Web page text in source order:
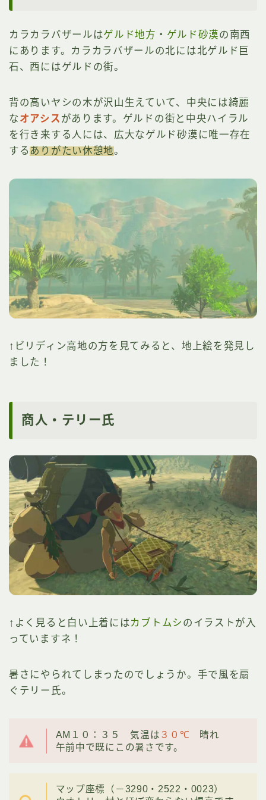
カラカラバザールはゲルド地方 ・ ゲルド砂漠の南西
にあります。カラカラバザールの北には北ゲルド巨
石、西にはゲルドの街。
背の高いヤシの木が沢山生えていて、中央には綺麗
な オアシス があります。ゲルドの街と中央ハイラル
を行き来する人には、広大なゲルド砂漠に唯一存在
する ありがたい休憩地。
↑ビリディン高地の方を見てみると、地上絵を発見し
ました！
商人・テリー氏
↑よく見ると白い上着にはカブトムシ のイラストが入
っていますネ！
暑さにやられてしまったのでしょうか。手で風を扇
ぐテリー氏。
AM１０：３５ 気温は ３０℃ 晴れ
午前中で既にこの暑さです。
マップ座標（－3290・2522・0023）